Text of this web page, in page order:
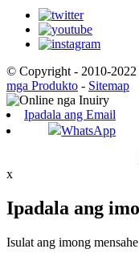
© Copyright - 2010-2022
mga Produkto - Sitemap
Ipadala ang Email
WhatsApp
x
Ipadala ang
Isulat ang imong